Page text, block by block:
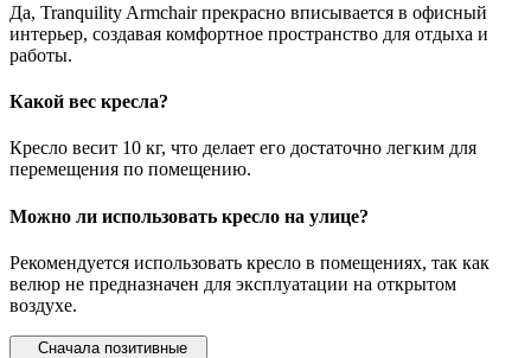
Да, Tranquility Armchair прекрасно вписывается в офисный
интерьер, создавая комфортное пространство для отдыха и
работы.
Какой вес кресла?
Кресло весит 10 кг, что делает его достаточно легким для
перемещения по помещению.
Можно ли использовать кресло на улице?
Рекомендуется использовать кресло в помещениях, так как
велюр не предназначен для эксплуатации на открытом
воздухе.
Сначала позитивные